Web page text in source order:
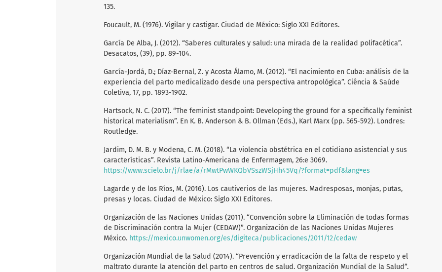
135.
Foucault, M. (1976). Vigilar y castigar. Ciudad de México: Siglo XXI Editores.
García De Alba, J. (2012). “Saberes culturales y salud: una mirada de la realidad polifacética”.
Desacatos, (39), pp. 89-104.
García-Jordá, D.; Díaz-Bernal, Z. y Acosta Álamo, M. (2012). “El nacimiento en Cuba: análisis de la
experiencia del parto medicalizado desde una perspectiva antropológica”. Ciência & Saúde
Coletiva, 17, pp. 1893-1902.
Hartsock, N. C. (2017). “The feminist standpoint: Developing the ground for a specifically feminist
historical materialism”. En K. B. Anderson & B. Ollman (Eds.), Karl Marx (pp. 565-592). Londres:
Routledge.
Jardim, D. M. B. y Modena, C. M. (2018). “La violencia obstétrica en el cotidiano asistencial y sus
características”. Revista Latino-Americana de Enfermagem, 26:e 3069.
https://www.scielo.br/j/rlae/a/rMwtPwWKQbVSszWSjHh45Vq/?format=pdf&lang=es
Lagarde y de los Ríos, M. (2016). Los cautiverios de las mujeres. Madresposas, monjas, putas,
presas y locas. Ciudad de México: Siglo XXI Editores.
Organización de las Naciones Unidas (2011). “Convención sobre la Eliminación de todas formas
de Discriminación contra la Mujer (CEDAW)”. Organización de las Naciones Unidas Mujeres
México. https://mexico.unwomen.org/es/digiteca/publicaciones/2011/12/cedaw
Organización Mundial de la Salud (2014). “Prevención y erradicación de la falta de respeto y el
maltrato durante la atención del parto en centros de salud. Organización Mundial de la Salud”.